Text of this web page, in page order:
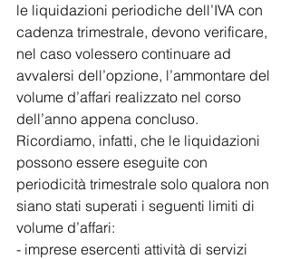
le liquidazioni periodiche dell’IVA con
cadenza trimestrale, devono verificare,
nel caso volessero continuare ad
avvalersi dell’opzione, l’ammontare del
volume d’affari realizzato nel corso
dell’anno appena concluso.
Ricordiamo, infatti, che le liquidazioni
possono essere eseguite con
periodicità trimestrale solo qualora non
siano stati superati i seguenti limiti di
volume d’affari:
- imprese esercenti attività di servizi